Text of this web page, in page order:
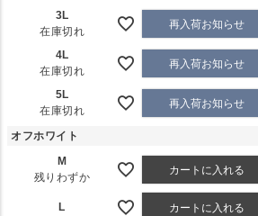
3L
在庫切れ
再入荷お知らせ
4L
在庫切れ
再入荷お知らせ
5L
在庫切れ
再入荷お知らせ
オフホワイト
M
残りわずか
カートに入れる
L カートに入れる